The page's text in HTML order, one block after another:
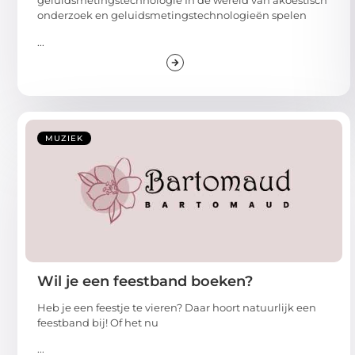
onderzoek en geluidsmetingstechnologieën spelen
...
MUZIEK
Wil je een feestband boeken?
Heb je een feestje te vieren? Daar hoort natuurlijk een
feestband bij! Of het nu
...